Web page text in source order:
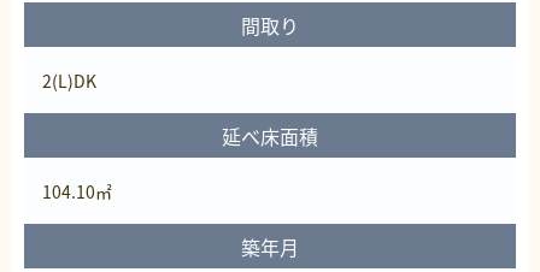
間取り
2(L)DK
延べ床面積
104.10㎡
築年月